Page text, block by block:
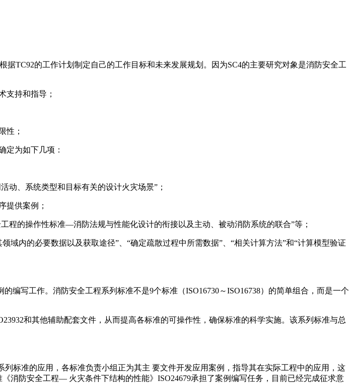
TC92的工作计划制定自己的工作目标和未来发展规划。因为SC4的主要研究对象是消防安全工
支持和指导；
性；
定为如下几项：
动、系统类型和目标有关的设计火灾场景”；
提供案例；
的操作性标准—消防法规与性能化设计的衔接以及主动、被动消防系统的联合”等；
内的必要数据以及获取途径”、“确定疏散过程中所需数据”、“相关计算方法”和“计算模型验证
写工作。消防安全工程系列标准不是9个标准（ISO16730～ISO16738）的简单组合，而是一个
和其他辅助配套文件，从而提高各标准的可操作性，确保标准的科学实施。该系列标准与总
标准的应用，各标准负责小组正为其主 要文件开发应用案例，指导其在实际工程中的应用，这
消防安全工程— 火灾条件下结构的性能》ISO24679承担了案例编写任务，目前已经完成征求意